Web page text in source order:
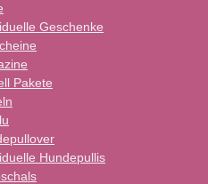
Geschenke
Pakete
Hundepullis